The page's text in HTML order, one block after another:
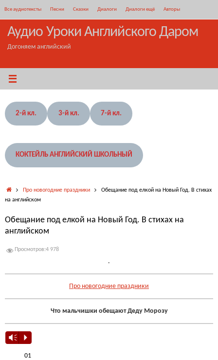
содержимому
Все аудиотексты Песни Сказки Диалоги Диалоги ещё Авторы
Аудио Уроки Английского Даром
Догоняем английский
2-й кл. 3-й кл. 7-й кл.
КОКТЕЙЛЬ АНГЛИЙСКИЙ ШКОЛЬНЫЙ
ГлавнаяПро новогодние праздники
Обещание под елкой на Новый Год. В стихах
на английском
Обещание под елкой на Новый Год. В стихах на
английском
Просмотров:4 978
.
Про новогодние праздники
Что мальчишки обещают Деду Морозу
Vm P
01